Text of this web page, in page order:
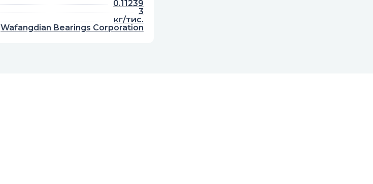
0.11239
3
кг/тис.
Wafangdian Bearings Corporation